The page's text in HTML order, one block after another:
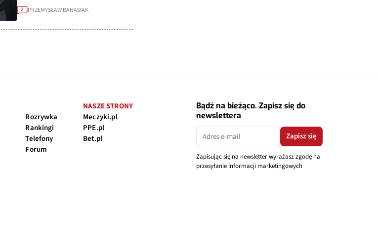
2 PRZEMYSŁAW BANASIAK
Rozrywka
Rankingi
Telefony
Forum
NASZE STRONY
Meczyki.pl
PPE.pl
Bet.pl
Bądź na bieżąco. Zapisz się do
newslettera
Zapisz się
Zapisując się na newsletter wyrażasz zgodę na
przesyłanie informacji marketingowych